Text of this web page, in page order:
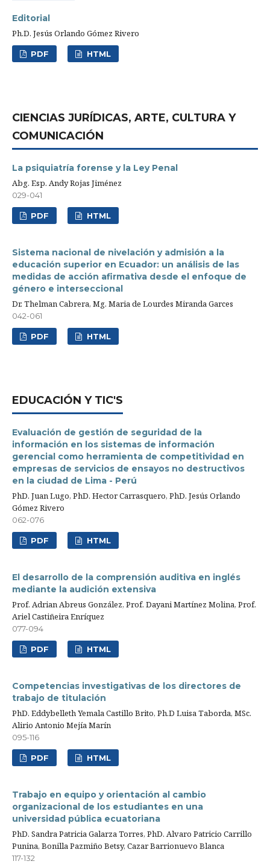
Editorial
Ph.D. Jesús Orlando Gómez Rivero
PDF HTML
CIENCIAS JURÍDICAS, ARTE, CULTURA Y
COMUNICACIÓN
La psiquiatría forense y la Ley Penal
Abg. Esp. Andy Rojas Jiménez
029-041
PDF HTML
Sistema nacional de nivelación y admisión a la
educación superior en Ecuador: un análisis de las
medidas de acción afirmativa desde el enfoque de
género e interseccional
Dr. Thelman Cabrera, Mg. Maria de Lourdes Miranda Garces
042-061
PDF HTML
EDUCACIÓN Y TIC'S
Evaluación de gestión de seguridad de la
información en los sistemas de información
gerencial como herramienta de competitividad en
empresas de servicios de ensayos no destructivos
en la ciudad de Lima - Perú
PhD. Juan Lugo, PhD. Hector Carrasquero, PhD. Jesús Orlando
Gómez Rivero
062-076
PDF HTML
El desarrollo de la comprensión auditiva en inglés
mediante la audición extensiva
Prof. Adrian Abreus González, Prof. Dayani Martínez Molina, Prof.
Ariel Castiñeira Enríquez
077-094
PDF HTML
Competencias investigativas de los directores de
trabajo de titulación
PhD. Eddybelleth Yemala Castillo Brito, Ph.D Luisa Taborda, MSc.
Alirio Antonio Mejía Marín
095-116
PDF HTML
Trabajo en equipo y orientación al cambio
organizacional de los estudiantes en una
universidad pública ecuatoriana
PhD. Sandra Patricia Galarza Torres, PhD. Alvaro Patricio Carrillo
Punina, Bonilla Pazmiño Betsy, Cazar Barrionuevo Blanca
117-132